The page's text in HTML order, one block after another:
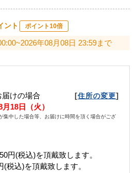
ント ポイント10倍
年08月08日 23:59まで
届けの場合 [住所の変更]
18日（火）
集中した場合等、お届けに時間を頂く場合がござ
円(税込)を頂戴致します。
税込)を頂戴致します。